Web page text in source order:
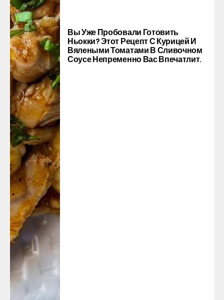
Вы Уже Пробовали Готовить
Ньокки? Этот Рецепт С Курицей И
Вялеными Томатами В Сливочном
Соусе Непременно Вас Впечатлит.